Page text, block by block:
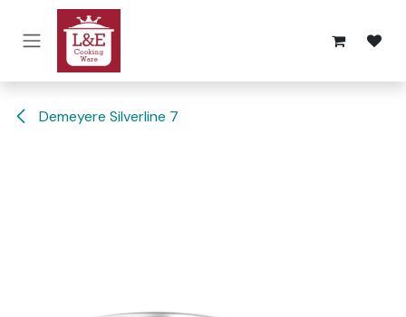
Overslaan naar inhoud
Demeyere Silverline 7